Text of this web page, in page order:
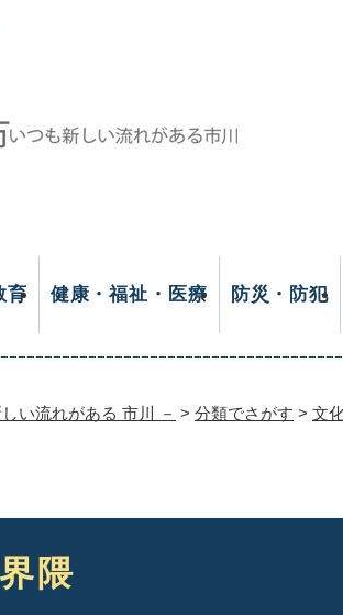
育 健康・福祉・医療 防災・防犯
い流れがある 市川 － > 分類でさがす > 文
隈